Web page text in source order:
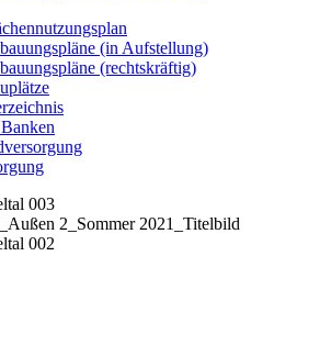
(in Aufstellung)
(rechtskräftig)